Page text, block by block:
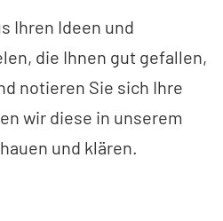
Ihren Ideen und
die Ihnen gut gefallen,
notieren Sie sich Ihre
wir diese in unserem
und klären.